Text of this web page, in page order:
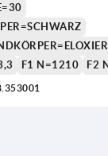
F1 N=1210 F2